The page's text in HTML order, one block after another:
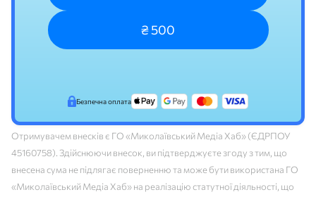
₴ 500
Безпечна оплата
Отримувачем внесків є ГО «Миколаївський Медіа Хаб» (ЄДРПОУ
45160758). Здійснюючи внесок, ви підтверджуєте згоду з тим, що
внесена сума не підлягає поверненню та може бути використана ГО
«Миколаївський Медіа Хаб» на реалізацію статутної діяльності, що